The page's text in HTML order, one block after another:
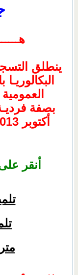
ينطلق
بصفة
أكتوبر 2013 إلى غاية يوم الأحد
أنقر